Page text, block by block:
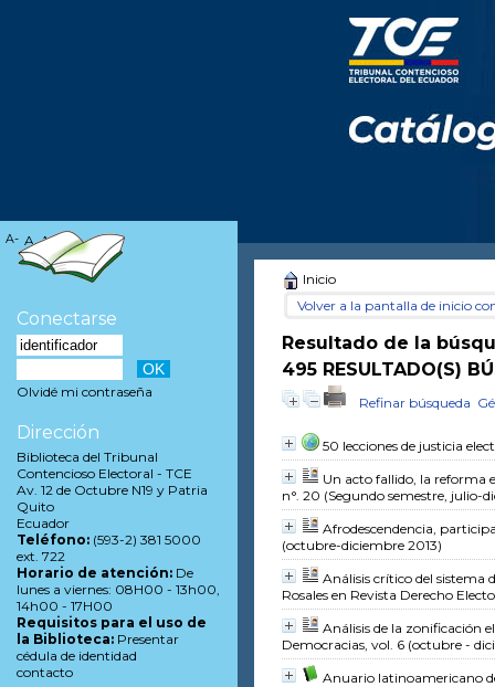
Inicio
Volver a la pantalla de inicio
Resultado de la
495 RESULTADO(S)
Refinar búsqueda
50 lecciones de justicia
Un acto fallido, la reforma
n°. 20 (Segundo semestre, julio-
Afrodescendencia,
(octubre-diciembre 2013)
Análisis crítico del sistema
Rosales en Revista Derecho
Análisis de la zonificación
Democracias, vol. 6 (octubre -
Anuario latinoamericano
A- A A+
Conectarse
Olvidé mi contraseña
Dirección
Biblioteca del Tribunal
Contencioso Electoral - TCE
Av. 12 de Octubre N19 y Patria
Quito
Ecuador
Teléfono: (593-2) 381 5000
ext. 722
Horario de atención: De
lunes a viernes: 08H00 - 13h00,
14h00 - 17H00
Requisitos para el uso de
la Biblioteca: Presentar
cédula de identidad
contacto